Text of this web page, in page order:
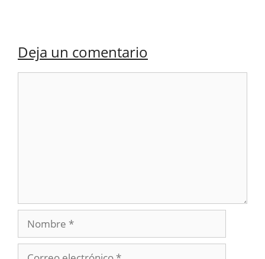
Deja un comentario
Nombre